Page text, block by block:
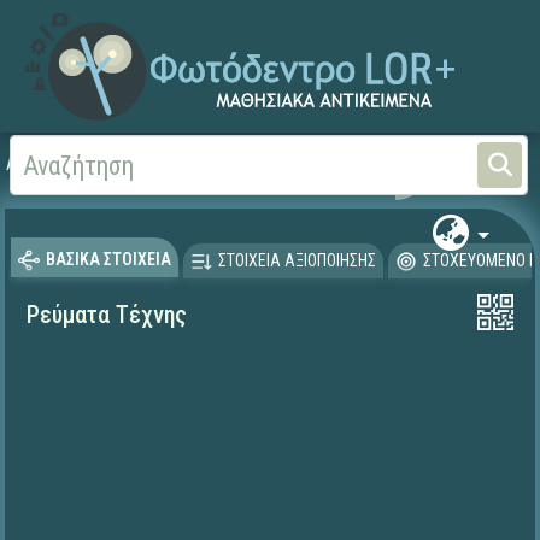
Αρχική ΕΡΓΑ ΙΤΥΕ 1996-2008
ΒΑΣΙΚΑ ΣΤΟΙΧΕΙΑ ΣΤΟΙΧΕΙΑ ΑΞΙΟΠΟΙΗΣΗΣ ΣΤΟΧΕΥΟΜΕΝΟ
Ρεύματα Τέχνης